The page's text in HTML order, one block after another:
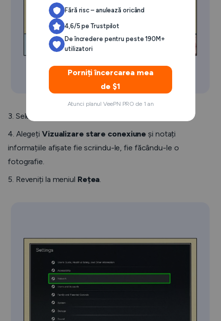
3. Selectați
4. Alegeți Vizualizare stare conexiune și notați
informațiile afișate fie scriindu-le, fie făcându-le o
fotografie.
5. Reveniți la meniul Rețea.
Fără risc – anulează oricând
4,6/5 pe Trustpilot
De încredere pentru peste 190M+
utilizatori
Porniți încercarea mea
de $1
Atunci planul VeePN PRO de 1 an